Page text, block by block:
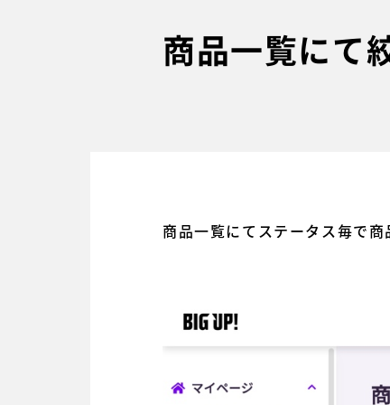
商品一覧にて
商品一覧にてステータス毎で